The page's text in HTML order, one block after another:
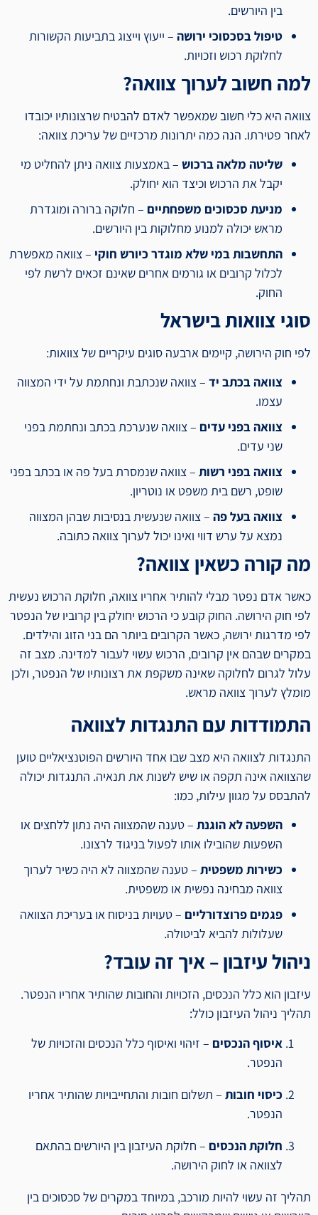
בין היורשים.
טיפול בסכסוכי ירושה – ייעוץ וייצוג בתביעות הקשורות
לחלוקת רכוש וזכויות.
למה חשוב לערוך צוואה?
צוואה היא כלי חשוב שמאפשר לאדם להבטיח שרצונותיו יכובדו
לאחר פטירתו. הנה כמה יתרונות מרכזיים של עריכת צוואה:
שליטה מלאה ברכוש – באמצעות צוואה ניתן להחליט מי
יקבל את הרכוש וכיצד הוא יחולק.
מניעת סכסוכים משפחתיים – חלוקה ברורה ומוגדרת
מראש יכולה למנוע מחלוקות בין היורשים.
התחשבות במי שלא מוגדר כיורש חוקי – צוואה מאפשרת
לכלול קרובים או גורמים אחרים שאינם זכאים לרשת לפי
החוק.
סוגי צוואות בישראל
לפי חוק הירושה, קיימים ארבעה סוגים עיקריים של צוואות:
צוואה בכתב יד – צוואה שנכתבת ונחתמת על ידי המצווה
עצמו.
צוואה בפני עדים – צוואה שנערכת בכתב ונחתמת בפני
שני עדים.
צוואה בפני רשות – צוואה שנמסרת בעל פה או בכתב בפני
שופט, רשם בית משפט או נוטריון.
צוואה בעל פה – צוואה שנעשית בנסיבות שבהן המצווה
נמצא על ערש דווי ואינו יכול לערוך צוואה כתובה.
מה קורה כשאין צוואה?
כאשר אדם נפטר מבלי להותיר אחריו צוואה, חלוקת הרכוש נעשית
לפי חוק הירושה. החוק קובע כי הרכוש יחולק בין קרוביו של הנפטר
לפי מדרגות ירושה, כאשר הקרובים ביותר הם בני הזוג והילדים.
במקרים שבהם אין קרובים, הרכוש עשוי לעבור למדינה. מצב זה
עלול לגרום לחלוקה שאינה משקפת את רצונותיו של הנפטר, ולכן
מומלץ לערוך צוואה מראש.
התמודדות עם התנגדות לצוואה
התנגדות לצוואה היא מצב שבו אחד היורשים הפוטנציאליים טוען
שהצוואה אינה תקפה או שיש לשנות את תנאיה. התנגדות יכולה
להתבסס על מגוון עילות, כמו:
השפעה לא הוגנת – טענה שהמצווה היה נתון ללחצים או
השפעות שהובילו אותו לפעול בניגוד לרצונו.
כשירות משפטית – טענה שהמצווה לא היה כשיר לערוך
צוואה מבחינה נפשית או משפטית.
פגמים פרוצדורליים – טעויות בניסוח או בעריכת הצוואה
שעלולות להביא לביטולה.
ניהול עיזבון – איך זה עובד?
עיזבון הוא כלל הנכסים, הזכויות והחובות שהותיר אחריו הנפטר.
תהליך ניהול העיזבון כולל:
איסוף הנכסים – זיהוי ואיסוף כלל הנכסים והזכויות של
הנפטר.
כיסוי חובות – תשלום חובות והתחייבויות שהותיר אחריו
הנפטר.
חלוקת הנכסים – חלוקת העיזבון בין היורשים בהתאם
לצוואה או לחוק הירושה.
תהליך זה עשוי להיות מורכב, במיוחד במקרים של סכסוכים בין